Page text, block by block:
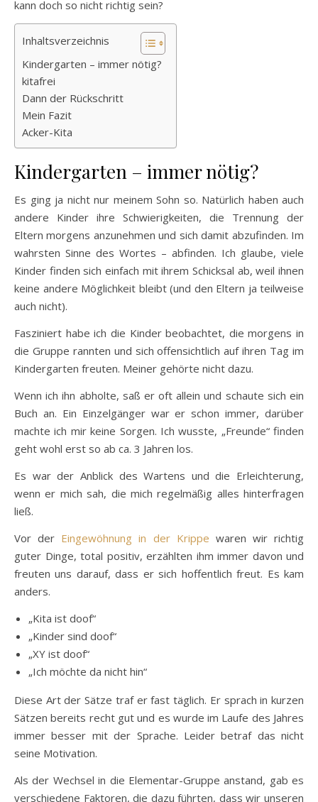
kann doch so nicht richtig sein?
Inhaltsverzeichnis
Kindergarten – immer nötig?
kitafrei
Dann der Rückschritt
Mein Fazit
Acker-Kita
Kindergarten – immer nötig?
Es ging ja nicht nur meinem Sohn so. Natürlich haben auch
andere Kinder ihre Schwierigkeiten, die Trennung der
Eltern morgens anzunehmen und sich damit abzufinden. Im
wahrsten Sinne des Wortes – abfinden. Ich glaube, viele
Kinder finden sich einfach mit ihrem Schicksal ab, weil ihnen
keine andere Möglichkeit bleibt (und den Eltern ja teilweise
auch nicht).
Fasziniert habe ich die Kinder beobachtet, die morgens in
die Gruppe rannten und sich offensichtlich auf ihren Tag im
Kindergarten freuten. Meiner gehörte nicht dazu.
Wenn ich ihn abholte, saß er oft allein und schaute sich ein
Buch an. Ein Einzelgänger war er schon immer, darüber
machte ich mir keine Sorgen. Ich wusste, „Freunde“ finden
geht wohl erst so ab ca. 3 Jahren los.
Es war der Anblick des Wartens und die Erleichterung,
wenn er mich sah, die mich regelmäßig alles hinterfragen
ließ.
Vor der Eingewöhnung in der Krippe waren wir richtig
guter Dinge, total positiv, erzählten ihm immer davon und
freuten uns darauf, dass er sich hoffentlich freut. Es kam
anders.
„Kita ist doof“
„Kinder sind doof“
„XY ist doof“
„Ich möchte da nicht hin“
Diese Art der Sätze traf er fast täglich. Er sprach in kurzen
Sätzen bereits recht gut und es wurde im Laufe des Jahres
immer besser mit der Sprache. Leider betraf das nicht
seine Motivation.
Als der Wechsel in die Elementar-Gruppe anstand, gab es
verschiedene Faktoren, die dazu führten, dass wir unseren